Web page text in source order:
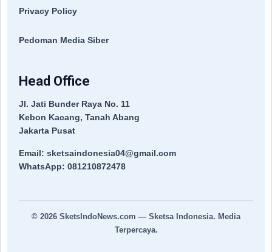
Privacy Policy
Pedoman Media Siber
Head Office
Jl. Jati Bunder Raya No. 11
Kebon Kacang, Tanah Abang
Jakarta Pusat
Email: sketsaindonesia04@gmail.com
WhatsApp: 081210872478
© 2026 SketsIndoNews.com — Sketsa Indonesia. Media
Terpercaya.